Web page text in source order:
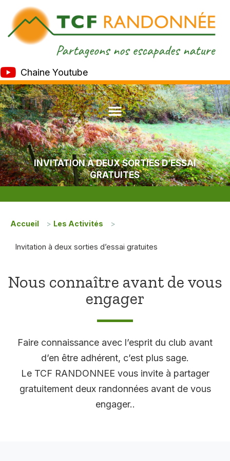
Chaine Youtube
INVITATION À DEUX SORTIES D’ESSAI
GRATUITES
Accueil > Les Activités >
Invitation à deux sorties d’essai gratuites
Nous connaître avant de vous
engager
Faire connaissance avec l’esprit du club avant
d’en être adhérent, c’est plus sage.
Le TCF RANDONNEE vous invite à partager
gratuitement deux randonnées avant de vous
engager..